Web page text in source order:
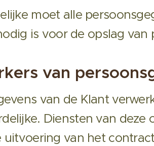
moet alle
is voor de opslag van
van
van de Klant
Diensten van deze
van het